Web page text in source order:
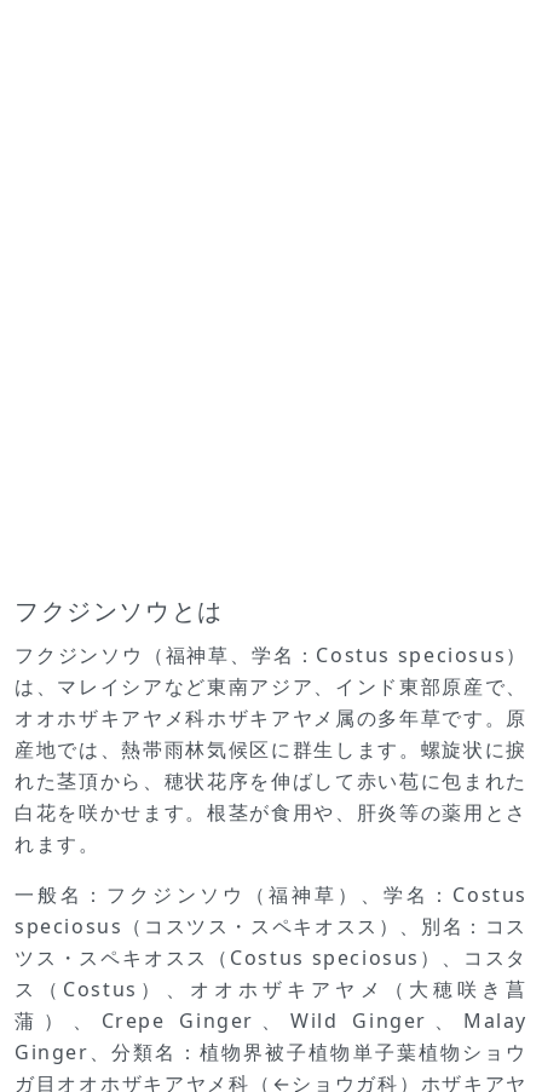
フクジンソウとは
フクジンソウ（福神草、学名：Costus speciosus）
は、マレイシアなど東南アジア、インド東部原産で、
オオホザキアヤメ科ホザキアヤメ属の多年草です。原
産地では、熱帯雨林気候区に群生します。螺旋状に捩
れた茎頂から、穂状花序を伸ばして赤い苞に包まれた
白花を咲かせます。根茎が食用や、肝炎等の薬用とさ
れます。
一般名：フクジンソウ（福神草）、学名：Costus
speciosus（コスツス・スペキオスス）、別名：コス
ツス・スペキオスス（Costus speciosus）、コスタ
ス（Costus）、オオホザキアヤメ（大穂咲き菖
蒲）、Crepe Ginger、Wild Ginger、Malay
Ginger、分類名：植物界被子植物単子葉植物ショウ
ガ目オオホザキアヤメ科（←ショウガ科）ホザキアヤ